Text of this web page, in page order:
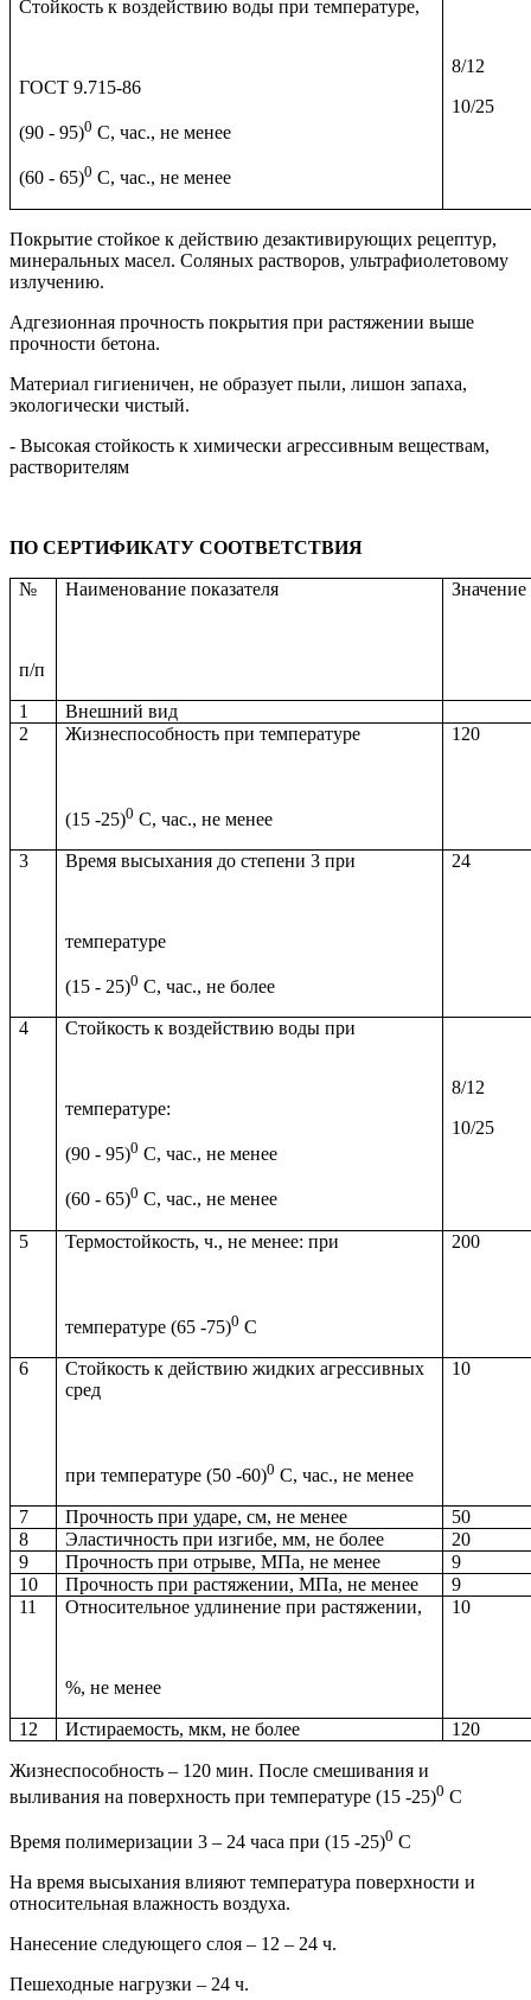
Стойкость к воздействию воды при температуре,
ГОСТ 9.715-86
(90 - 95)0 С, час., не менее
(60 - 65)0 С, час., не менее
8/12
10/25
Покрытие стойкое к действию дезактивирующих рецептур,
минеральных масел. Соляных растворов, ультрафиолетовому
излучению.
Адгезионная прочность покрытия при растяжении выше
прочности бетона.
Материал гигиеничен, не образует пыли, лишон запаха,
экологически чистый.
- Высокая стойкость к химически агрессивным веществам,
растворителям
ПО СЕРТИФИКАТУ СООТВЕТСТВИЯ
№
п/п
Наименование показателя Значение
1
Внешний вид
2
Жизнеспособность при температуре
(15 -25)0 С, час., не менее
120
3 Время высыхания до степени 3 при
температуре
(15 - 25)0 С, час., не более
24
4 Стойкость к воздействию воды при
температуре:
(90 - 95)0 С, час., не менее
(60 - 65)0 С, час., не менее
8/12
10/25
5 Термостойкость, ч., не менее: при
температуре (65 -75)0 С
200
6
Стойкость к действию жидких агрессивных
сред
при температуре (50 -60)0 С, час., не менее
10
7 Прочность при ударе, см, не менее
50
8
Эластичность при изгибе, мм, не более
20
9
Прочность при отрыве, МПа, не менее
9
10
Прочность при растяжении, МПа, не менее
9
11
Относительное удлинение при растяжении,
%, не менее
10
12 Истираемость, мкм, не более 120
Жизнеспособность – 120 мин. После смешивания и
выливания на поверхность при температуре (15 -25)0 С
Время полимеризации 3 – 24 часа при (15 -25)0 С
На время высыхания влияют температура поверхности и
относительная влажность воздуха.
Нанесение следующего слоя – 12 – 24 ч.
Пешеходные нагрузки – 24 ч.